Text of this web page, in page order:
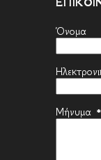
Όνομα
Μήνυμα *